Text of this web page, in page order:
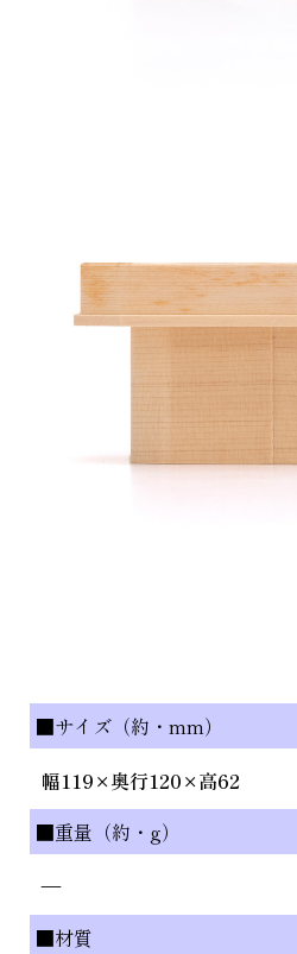
■サイズ（約・mm）
幅119×奥行120×高62
■重量（約・g）
—
■材質